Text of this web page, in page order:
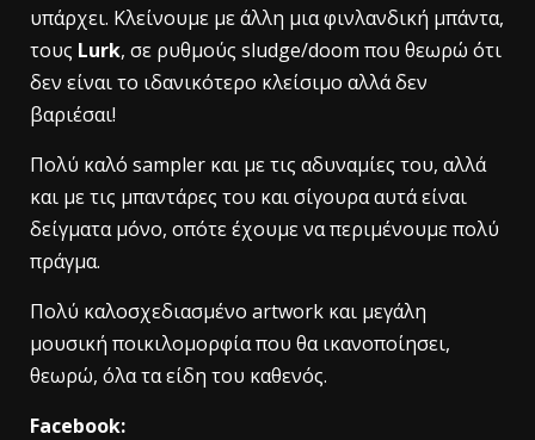
υπάρχει. Κλείνουμε με άλλη μια φινλανδική μπάντα,
τους Lurk, σε ρυθμούς sludge/doom που θεωρώ ότι
δεν είναι το ιδανικότερο κλείσιμο αλλά δεν
βαριέσαι!
Πολύ καλό sampler και με τις αδυναμίες του, αλλά
και με τις μπαντάρες του και σίγουρα αυτά είναι
δείγματα μόνο, οπότε έχουμε να περιμένουμε πολύ
πράγμα.
Πολύ καλοσχεδιασμένο artwork και μεγάλη
μουσική ποικιλομορφία που θα ικανοποίησει,
θεωρώ, όλα τα είδη του καθενός.
Facebook: